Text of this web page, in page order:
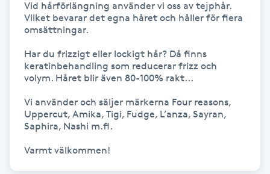
Katun fransar
Kemisk peeling
Keratinbehandling
Kinesiologi
Vid hårförlängning använder vi oss av tejphår.
Vilket bevarar det egna håret och håller för flera
omsättningar.
Har du frizzigt eller lockigt hår? Då finns
keratinbehandling som reducerar frizz och
volym. Håret blir även 80-100% rakt...
Vi använder och säljer märkerna Four reasons,
Uppercut, Amika, Tigi, Fudge, L’anza, Sayran,
Saphira, Nashi m.fl.
Varmt välkommen!